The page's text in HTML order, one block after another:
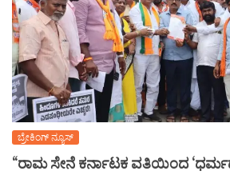
ಬ್ರೇಕಿಂಗ್ ನ್ಯೂಸ್
“ರಾಮ ಸೇನೆ ಕರ್ನಾಟಕ ವತಿಯಿಂದ